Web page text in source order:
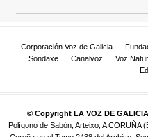
Corporación Voz de Galicia
Sondaxe
Canalvoz Voz
© Copyright LA VOZ DE
Polígono de Sabón, Arteixo, A CORUÑA